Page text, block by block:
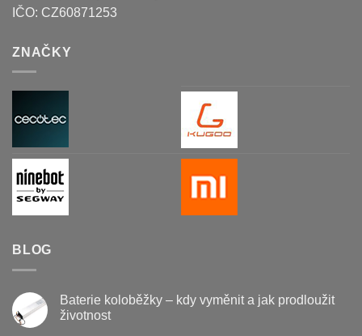
IČO: CZ60871253
ZNAČKY
BLOG
Baterie koloběžky – kdy vyměnit a jak prodloužit
životnost